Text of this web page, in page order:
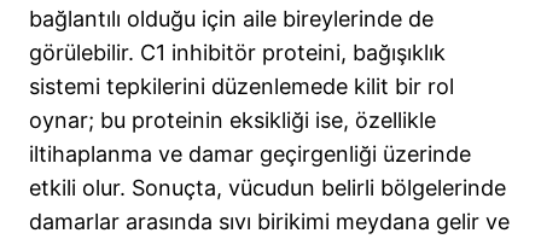
bağlantılı olduğu için aile bireylerinde de
görülebilir. C1 inhibitör proteini, bağışıklık
sistemi tepkilerini düzenlemede kilit bir rol
oynar; bu proteinin eksikliği ise, özellikle
iltihaplanma ve damar geçirgenliği üzerinde
etkili olur. Sonuçta, vücudun belirli bölgelerinde
damarlar arasında sıvı birikimi meydana gelir ve